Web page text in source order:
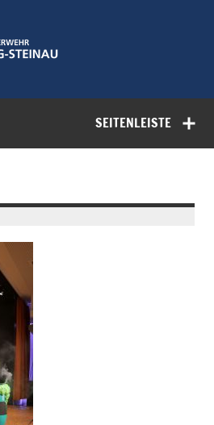
Feuerwehr
Petersberg-
SEITENLEISTE